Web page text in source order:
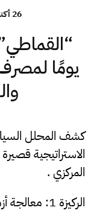
26 أكتوبر 2024
يومًا لمصرف
كشف المحلل
المركزي .
الركيزة 1: معالجة أزمة السيولة